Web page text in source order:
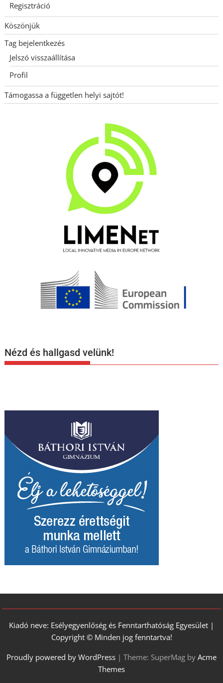
Regisztráció
Köszönjük
Tag bejelentkezés
Jelszó visszaállítása
Profil
Támogassa a független helyi sajtót!
Nézd és hallgasd velünk!
Kiadó neve: Esélyegyenlőség és Fenntarthatóság Egyesület |
Copyright © Minden jog fenntartva!
Proudly powered by WordPress | Theme: SuperMag by Acme
Themes